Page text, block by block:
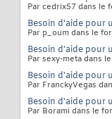
Par cedrix57 dans le
Besoin d'aide pour
Par p_oum dans le
Besoin d'aide pour
Par sexy-meta dans
Besoin d'aide pour
Par FranckyVegas
Besoin d'aide pour
Par Borami dans le